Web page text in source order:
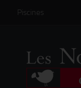
Skip to content
Piscines